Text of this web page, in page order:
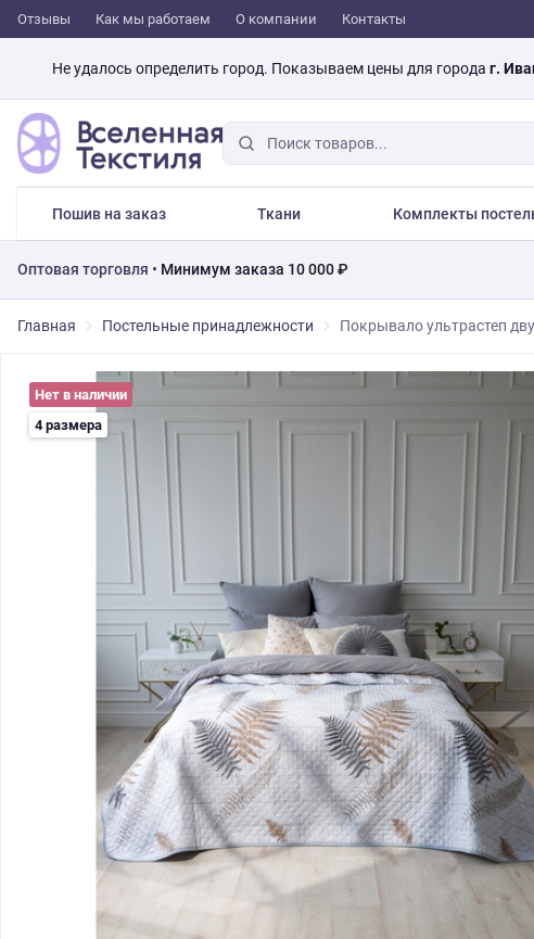
Отзывы Как мы работаем О компании Контакты
Не удалось определить город. Показываем цены для города г.
Пошив на заказ Ткани Комплекты
Оптовая торговля • Минимум заказа 10 000 ₽
Главная Постельные принадлежности Покрывало ультрастеп
Нет в наличии
4 размера